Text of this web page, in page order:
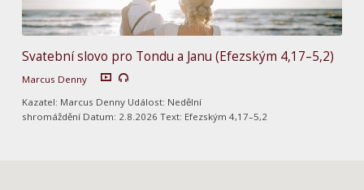
Svatební slovo pro Tondu a Janu (Efezským 4,17–5,2)
Marcus Denny
Kazatel: Marcus Denny Událost: Nedělní
shromáždění Datum: 2.8.2026 Text: Efezským 4,17–5,2